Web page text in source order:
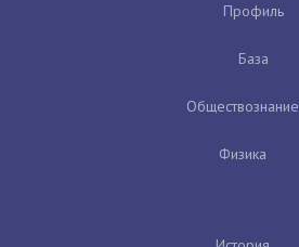
Профиль
База
Обществознание
Физика